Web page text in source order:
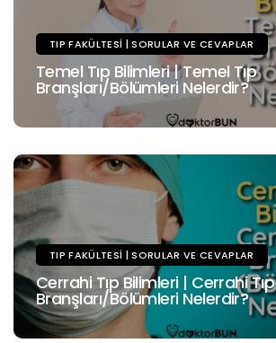
TIP FAKÜLTESI | SORULAR VE CEVAPLAR
Temel Tıp Bilimleri | Temel Tıp
Branşları/Bölümleri Nelerdir?
TIP FAKÜLTESI | SORULAR VE CEVAPLAR
Cerrahi Tıp Bilimleri | Cerrahi Tıp
Branşları/Bölümleri Nelerdir?